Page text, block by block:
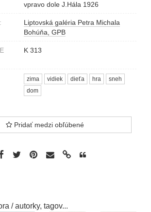
vpravo dole J.Hála 1926
Liptovská galéria Petra Michala
Bohúňa, GPB
K 313
zima vidiek dieťa hra
sneh
dom
Pridať medzi obľúbené
/ autorky, tagov...